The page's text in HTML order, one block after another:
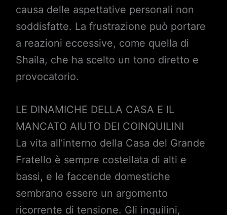
causa delle aspettative personali non
soddisfatte. La frustrazione può portare
a reazioni eccessive, come quella di
Shaila, che ha scelto un tono diretto e
provocatorio.
LE DINAMICHE DELLA CASA E IL
MANCATO AIUTO DEI COINQUILINI
La vita all’interno della Casa del Grande
Fratello è sempre costellata di alti e
bassi, e le faccende domestiche
sembrano essere un argomento
ricorrente di tensione. Gli inquilini,